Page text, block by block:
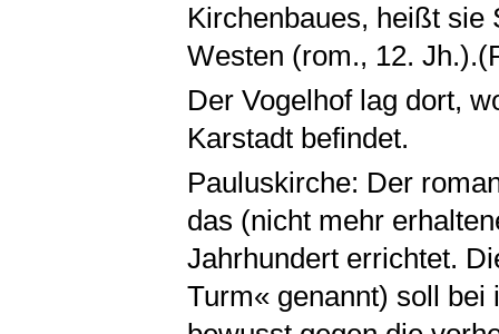
Kirchenbaues, heißt sie
Westen (rom., 12.
Der Vogelhof lag dort,
Karstadt befindet.
Pauluskirche: Der
das (nicht mehr
Jahrhundert errichtet.
Turm« genannt) soll bei